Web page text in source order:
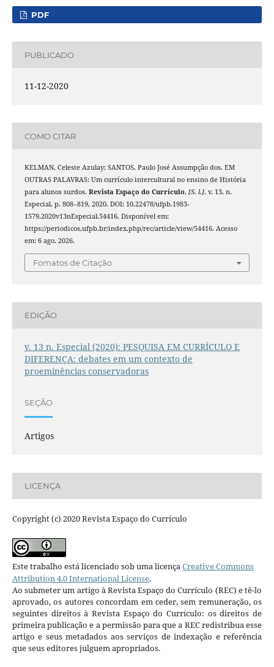
PDF
PUBLICADO
11-12-2020
COMO CITAR
KELMAN, Celeste Azulay; SANTOS, Paulo José Assumpção dos. EM
OUTRAS PALAVRAS: Um currículo intercultural no ensino de História
para alunos surdos. Revista Espaço do Currículo, [S. l.], v. 13, n.
Especial, p. 808–819, 2020. DOI: 10.22478/ufpb.1983-
1579.2020v13nEspecial.54416. Disponível em:
https://periodicos.ufpb.br/index.php/rec/article/view/54416. Acesso
em: 6 ago. 2026.
Fomatos de Citação
EDIÇÃO
v. 13 n. Especial (2020): PESQUISA EM CURRÍCULO E
DIFERENÇA: debates em um contexto de
proeminências conservadoras
SEÇÃO
Artigos
LICENÇA
Copyright (c) 2020 Revista Espaço do Currículo
Este trabalho está licenciado sob uma licençaCreative Commons
Attribution 4.0 International License.
Ao submeter um artigo à Revista Espaço do Currículo (REC) e tê-lo
aprovado, os autores concordam em ceder, sem remuneração, os
seguintes direitos à Revista Espaço do Currículo: os direitos de
primeira publicação e a permissão para que a REC redistribua esse
artigo e seus metadados aos serviços de indexação e referência
que seus editores julguem apropriados.